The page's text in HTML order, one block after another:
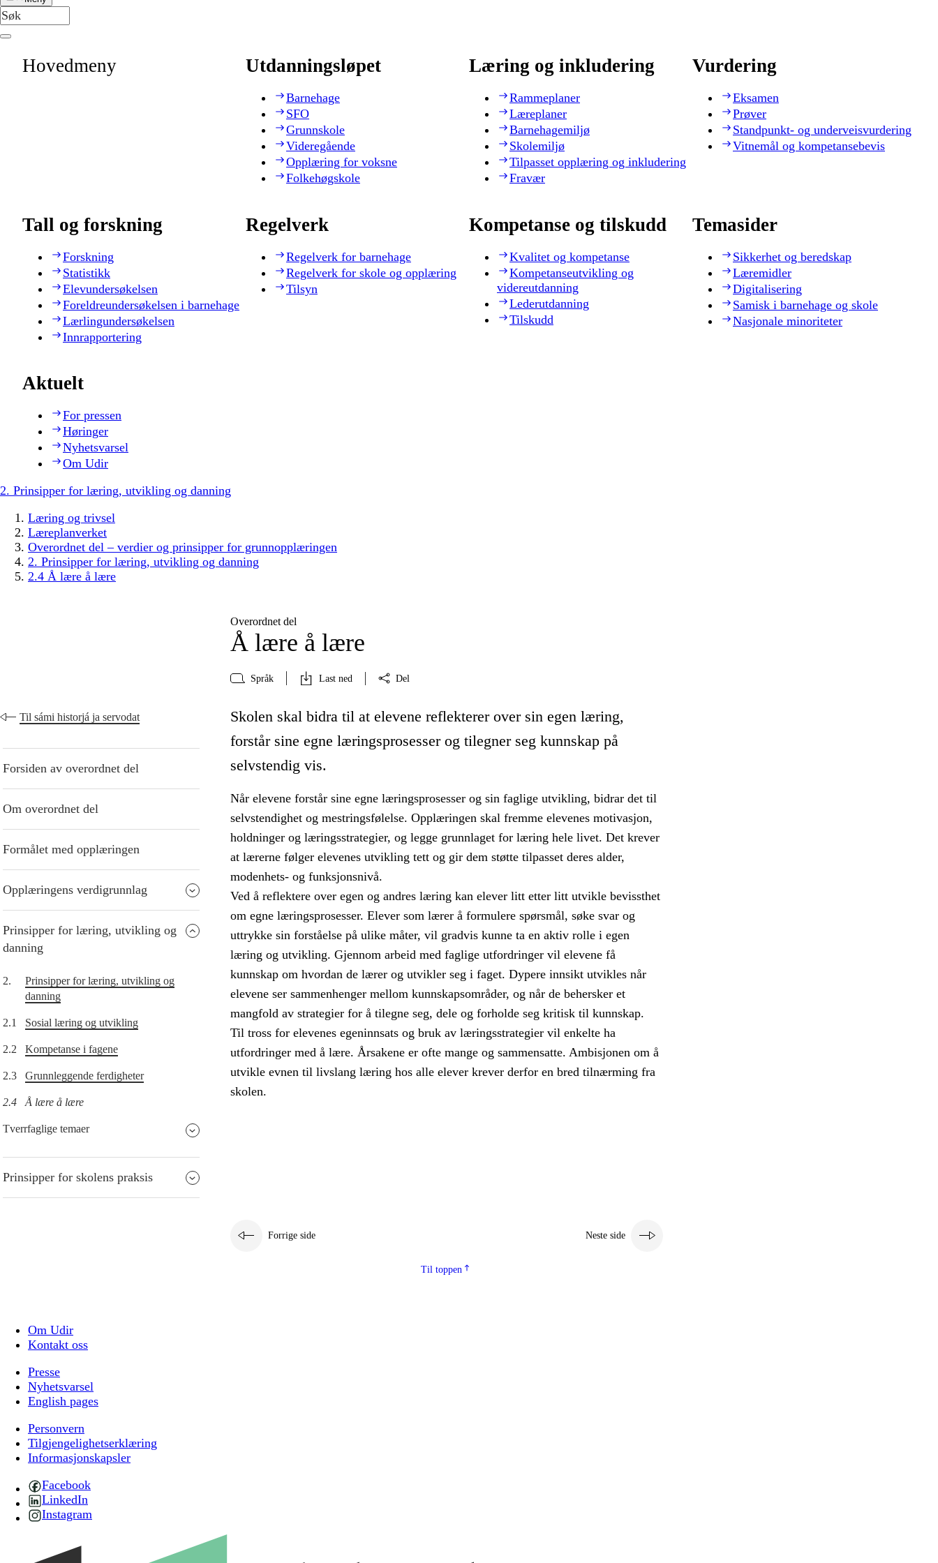
Hovedmeny Utdanningsløpet
Barnehage
SFO
Grunnskole
Videregående
Opplæring for voksne
Folkehøgskole
Læring og inkludering
Rammeplaner
Læreplaner
Barnehagemiljø
Skolemiljø
Tilpasset opplæring og inkludering
Fravær
Vurdering
Eksamen
Prøver
Standpunkt- og underveisvurdering
Vitnemål og kompetansebevis
Tall og forskning
Forskning
Statistikk
Elevundersøkelsen
Foreldreundersøkelsen i barnehage
Lærlingundersøkelsen
Innrapportering
Regelverk
Regelverk for barnehage
Regelverk for skole og opplæring
Tilsyn
Kompetanse og tilskudd
Kvalitet og kompetanse
Kompetanseutvikling og
videreutdanning
Lederutdanning
Tilskudd
Temasider
Sikkerhet og beredskap
Læremidler
Digitalisering
Samisk i barnehage og skole
Nasjonale minoriteter
Aktuelt
For pressen
Høringer
Nyhetsvarsel
Om Udir
2. Prinsipper for læring, utvikling og danning
Læring og trivsel
Læreplanverket
Overordnet del – verdier og prinsipper for grunnopplæringen
2. Prinsipper for læring, utvikling og danning
2.4 Å lære å lære
Overordnet del
Å lære å lære
Språk Last ned Del
Til sámi historjá ja servodat
Forsiden av overordnet del
Om overordnet del
Formålet med opplæringen
Opplæringens verdigrunnlag
Prinsipper for læring, utvikling og
danning
2.
Prinsipper for læring, utvikling og
danning
2.1 Sosial læring og utvikling
2.2 Kompetanse i fagene
2.3 Grunnleggende ferdigheter
2.4 Å lære å lære
Tverrfaglige temaer
Prinsipper for skolens praksis
Skolen skal bidra til at elevene reflekterer over sin egen læring,
forstår sine egne læringsprosesser og tilegner seg kunnskap på
selvstendig vis.
Når elevene forstår sine egne læringsprosesser og sin faglige utvikling, bidrar det til
selvstendighet og mestringsfølelse. Opplæringen skal fremme elevenes motivasjon,
holdninger og læringsstrategier, og legge grunnlaget for læring hele livet. Det krever
at lærerne følger elevenes utvikling tett og gir dem støtte tilpasset deres alder,
modenhets- og funksjonsnivå.
Ved å reflektere over egen og andres læring kan elever litt etter litt utvikle bevissthet
om egne læringsprosesser. Elever som lærer å formulere spørsmål, søke svar og
uttrykke sin forståelse på ulike måter, vil gradvis kunne ta en aktiv rolle i egen
læring og utvikling. Gjennom arbeid med faglige utfordringer vil elevene få
kunnskap om hvordan de lærer og utvikler seg i faget. Dypere innsikt utvikles når
elevene ser sammenhenger mellom kunnskapsområder, og når de behersker et
mangfold av strategier for å tilegne seg, dele og forholde seg kritisk til kunnskap.
Til tross for elevenes egeninnsats og bruk av læringsstrategier vil enkelte ha
utfordringer med å lære. Årsakene er ofte mange og sammensatte. Ambisjonen om å
utvikle evnen til livslang læring hos alle elever krever derfor en bred tilnærming fra
skolen.
Forrige side Neste side
Til toppen
Om Udir
Kontakt oss
Presse
Nyhetsvarsel
English pages
Personvern
Tilgjengelighetserklæring
Informasjonskapsler
Facebook
LinkedIn
Instagram